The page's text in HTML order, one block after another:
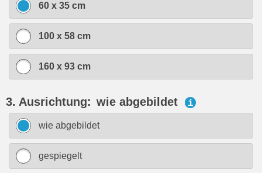
60 x 35 cm
100 x 58 cm
160 x 93 cm
3. Ausrichtung: wie abgebildet i
wie abgebildet
gespiegelt